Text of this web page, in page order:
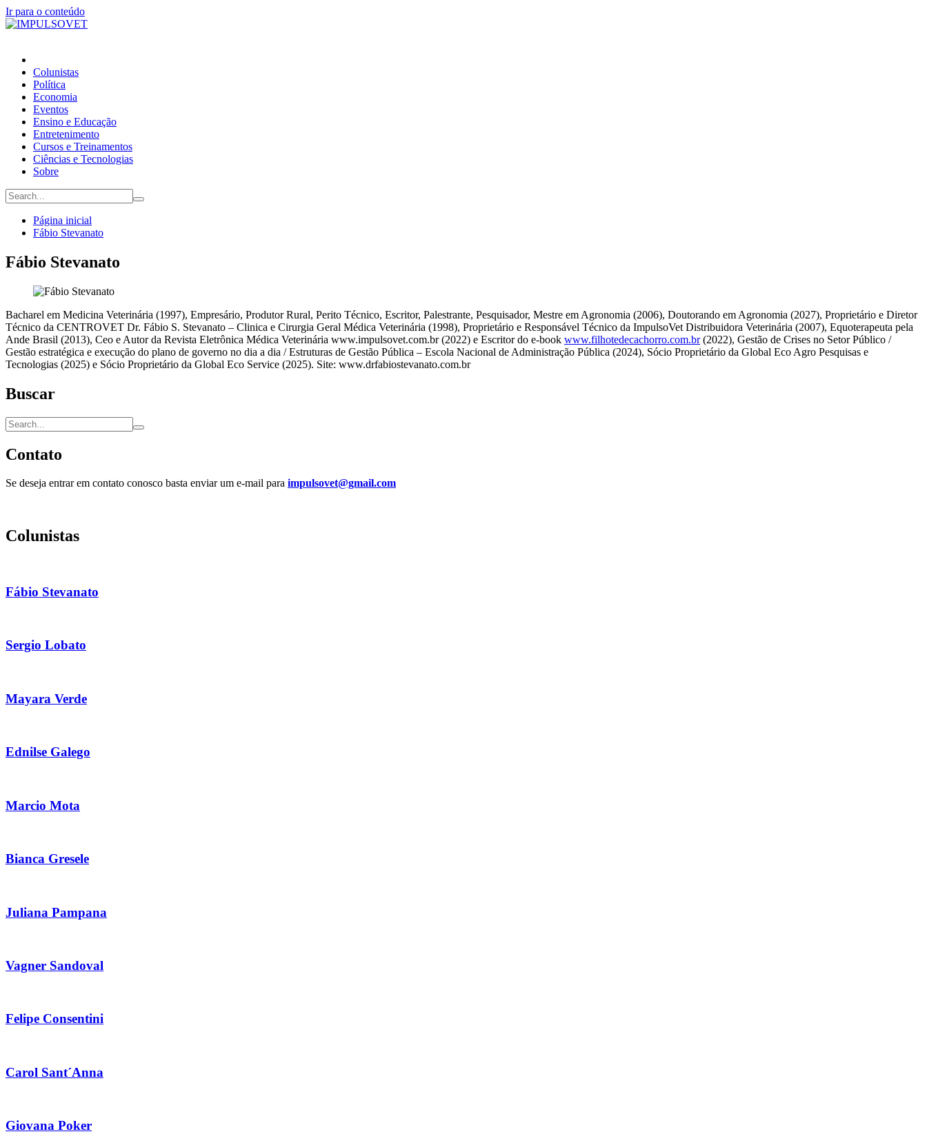
Ir para o conteúdo
Colunistas
Política
Economia
Eventos
Ensino e Educação
Entretenimento
Cursos e Treinamentos
Ciências e Tecnologias
Sobre
Página inicial
Fábio Stevanato
Fábio Stevanato
Bacharel em Medicina Veterinária (1997), Empresário, Produtor Rural, Perito Técnico, Escritor, Palestrante, Pesquisador, Mestre em Agronomia (2006), Doutorando em Agronomia (2027), Proprietário e Diretor
Técnico da CENTROVET Dr. Fábio S. Stevanato – Clinica e Cirurgia Geral Médica Veterinária (1998), Proprietário e Responsável Técnico da ImpulsoVet Distribuidora Veterinária (2007), Equoterapeuta pela
Ande Brasil (2013), Ceo e Autor da Revista Eletrônica Médica Veterinária www.impulsovet.com.br (2022) e Escritor do e-book www.filhotedecachorro.com.br(2022), Gestão de Crises no Setor Público /
Gestão estratégica e execução do plano de governo no dia a dia / Estruturas de Gestão Pública – Escola Nacional de Administração Pública (2024), Sócio Proprietário da Global Eco Agro Pesquisas e
Tecnologias (2025) e Sócio Proprietário da Global Eco Service (2025). Site: www.drfabiostevanato.com.br
Buscar
Contato
Se deseja entrar em contato conosco basta enviar um e-mail para impulsovet@gmail.com
Colunistas
Fábio Stevanato
Sergio Lobato
Mayara Verde
Ednilse Galego
Marcio Mota
Bianca Gresele
Juliana Pampana
Vagner Sandoval
Felipe Consentini
Carol Sant´Anna
Giovana Poker